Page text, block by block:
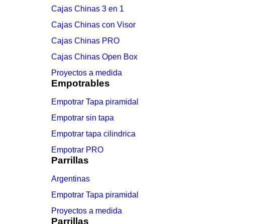
Cajas Chinas 3 en 1
Cajas Chinas con Visor
Cajas Chinas PRO
Cajas Chinas Open Box
Proyectos a medida
Empotrables
Empotrar Tapa piramidal
Empotrar sin tapa
Empotrar tapa cilindrica
Empotrar PRO
Parrillas
Argentinas
Empotrar Tapa piramidal
Proyectos a medida
Parrillas